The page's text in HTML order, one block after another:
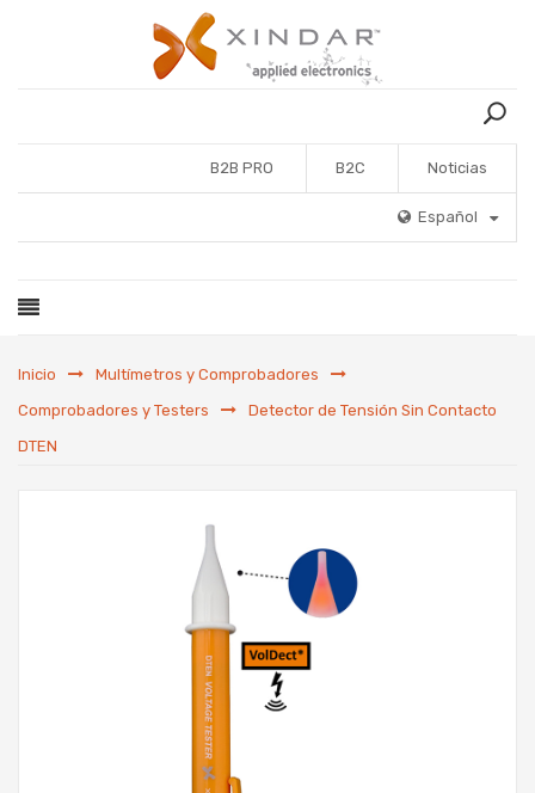
B2B PRO B2C Noticias
Español
Inicio
Multímetros y Comprobadores
Comprobadores y Testers
Detector de Tensión Sin Contacto
DTEN